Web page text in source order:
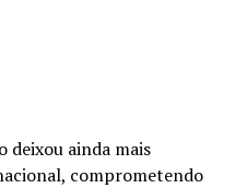
deixou ainda mais
comprometendo